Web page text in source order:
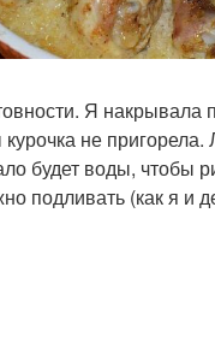
Я накрывала
не
будет воды, чтобы
подливать (как я и